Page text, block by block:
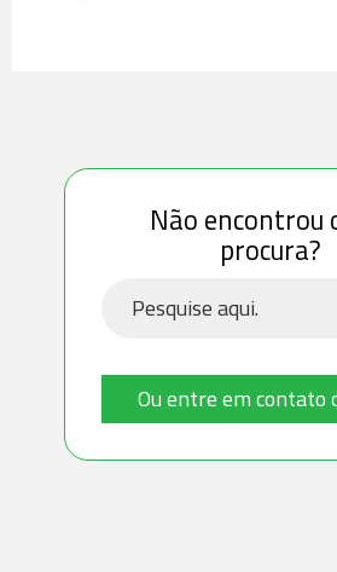
Não encontrou
procura?
Ou entre em contato